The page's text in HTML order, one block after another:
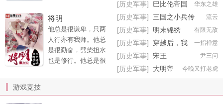
平：“孤要大秦千秋万
代，世世相传，却不
料二世而亡。”朱棣意
难平：“难道我一生的
功绩，洗不清我靖难
平：“朕登基十七年，
将明
他总是很谦卑，只两
人行亦有我师。他总
是很勤奋，劈柴担水
也是修行。他总是很
华东之雄
[历史军事] 巴比伦帝国
流云
[历史军事]
三国之小兵传
奇
有限无敌
[历史军事] 明末锦绣
一指禅意
[历史军事]
穿越后，我
在古代混的风生水起
尹三问
[历史军事] 宋王
今晚又打老虎
[历史军事]
大明帝
师
游戏竞技